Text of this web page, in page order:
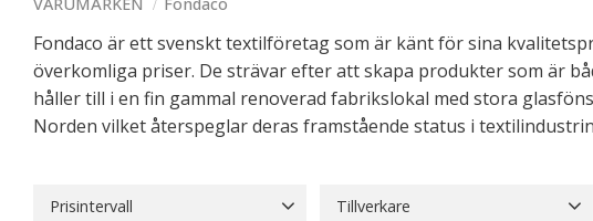
Fondaco är ett svenskt textilföretag som är känt för sina
överkomliga priser. De strävar efter att skapa produkter som är
håller till i en fin gammal renoverad fabrikslokal med stora
Norden vilket återspeglar deras framstående status i
Prisintervall Tillverkare